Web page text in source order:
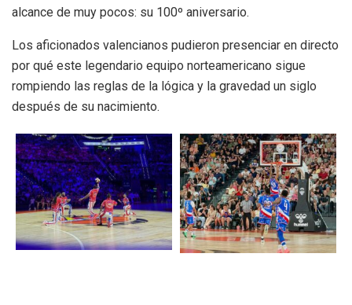
alcance de muy pocos: su 100º aniversario.
Los aficionados valencianos pudieron presenciar en directo
por qué este legendario equipo norteamericano sigue
rompiendo las reglas de la lógica y la gravedad un siglo
después de su nacimiento.